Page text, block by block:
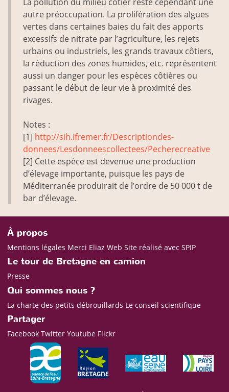
autre préoccupation. La prolifération des algues
vertes dans certaines baies du fait des apports
excessifs de nitrate par l’agriculture, les rejets
urbains ou industriels, les grands travaux côtiers,
la réduction des zones humides, etc. représentent
aussi un danger pour les espèces côtières ou
passant le début de leur vie à proximité des
rivages.
Notes :
[1] http://sih.ifremer.fr/Description­des­
donnees/Les­donnees­collectees/Peche­recreative
[2] Cette espèce est devenue une production
d’élevage importante, puisque les pays de
Méditerranée produirait de l’ordre de 50 000 t de
bar d’élevage.
À propos
Mentions légales Merci Eliaz Web Site réalisé avec SPIP
Le tour de Bretagne en camion
Presse
Qui sommes nous ?
La charte des petits débrouillards Le conseil scientifique
Partager
Facebook Twitter Youtube Flickr